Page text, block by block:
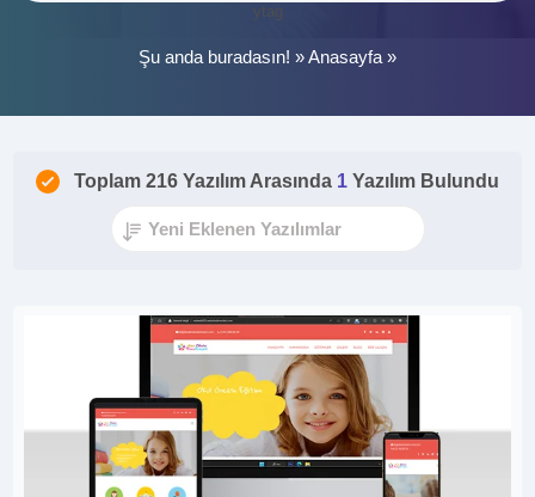
ytag
Şu anda buradasın! »Anasayfa »
Toplam 216 Yazılım Arasında 1 Yazılım Bulundu